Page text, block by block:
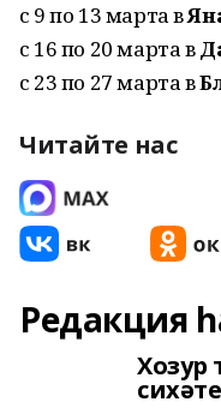
с 9 по 13 марта в
с 16 по 20 марта в
с 23 по 27 марта в
Читайте нас
Редакция
Хозур